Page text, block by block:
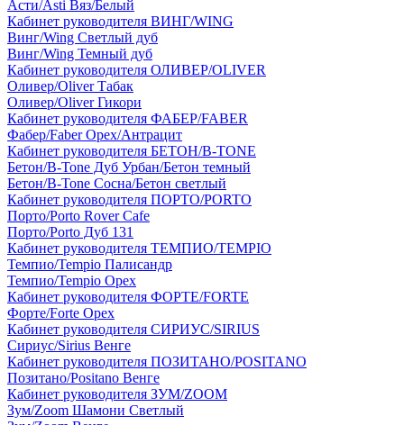
Асти/Asti Вяз/Белый
Кабинет руководителя ВИНГ/WING
Винг/Wing Светлый дуб
Винг/Wing Темный дуб
Кабинет руководителя ОЛИВЕР/OLIVER
Оливер/Oliver Табак
Оливер/Oliver Гикори
Кабинет руководителя ФАБЕР/FABER
Фабер/Faber Орех/Антрацит
Кабинет руководителя БЕТОН/B-TONE
Бетон/B-Tone Дуб Урбан/Бетон темный
Бетон/B-Tone Сосна/Бетон светлый
Кабинет руководителя ПОРТО/PORTO
Порто/Porto Rover Cafe
Порто/Porto Дуб 131
Кабинет руководителя ТЕМПИО/TEMPIO
Темпио/Tempio Палисандр
Темпио/Tempio Орех
Кабинет руководителя ФОРТЕ/FORTE
Форте/Forte Орех
Кабинет руководителя СИРИУС/SIRIUS
Сириус/Sirius Венге
Кабинет руководителя ПОЗИТАНО/POSITANO
Позитано/Positano Венге
Кабинет руководителя ЗУМ/ZOOM
Зум/Zoom Шамони Светлый